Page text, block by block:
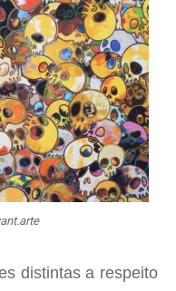
distintas a respeito